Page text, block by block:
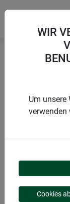
PRODUKTE
WIR
Um unsere
verwenden
Cookies